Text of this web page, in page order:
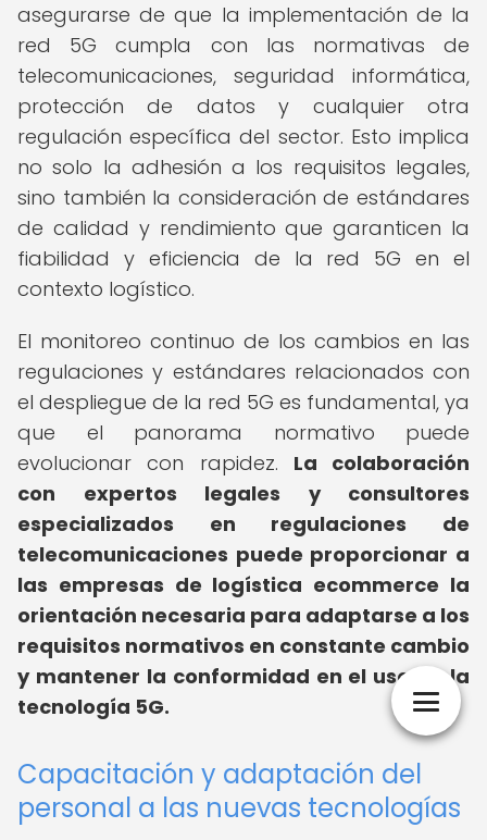
asegurarse de que la implementación de la
red 5G cumpla con las normativas de
telecomunicaciones, seguridad informática,
protección de datos y cualquier otra
regulación específica del sector. Esto implica
no solo la adhesión a los requisitos legales,
sino también la consideración de estándares
de calidad y rendimiento que garanticen la
fiabilidad y eficiencia de la red 5G en el
contexto logístico.
El monitoreo continuo de los cambios en las
regulaciones y estándares relacionados con
el despliegue de la red 5G es fundamental, ya
que el panorama normativo puede
evolucionar con rapidez. La colaboración
con expertos legales y consultores
especializados en regulaciones de
telecomunicaciones puede proporcionar a
las empresas de logística ecommerce la
orientación necesaria para adaptarse a los
requisitos normativos en constante cambio
y mantener la conformidad en el uso de la
tecnología 5G.
Capacitación y adaptación del
personal a las nuevas tecnologías